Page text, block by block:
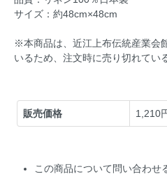
サイズ：約48cm×48cm
※本商品は、近江上布伝統産業会
いるため、注文時に売り切れてい
販売価格 1,210
この商品について問い合わせ